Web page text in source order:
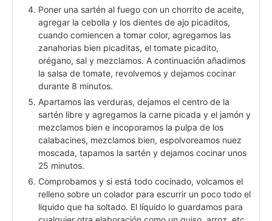
Poner una sartén al fuego con un chorrito de aceite,
agregar la cebolla y los dientes de ajo picaditos,
cuando comiencen a tomar color, agregamos las
zanahorias bien picaditas, el tomate picadito,
orégano, sal y mezclamos. A continuación añadimos
la salsa de tomate, revolvemos y dejamos cocinar
durante 8 minutos.
Apartamos las verduras, dejamos el centro de la
sartén libre y agregamos la carne picada y el jamón y
mezclamos bien e incoporamos la pulpa de los
calabacines, mezclamos bien, espolvoreamos nuez
moscada, tapamos la sartén y dejamos cocinar unos
25 minutos.
Comprobamos y si está todo cocinado, volcamos el
relleno sobre un colador para escurrir un poco todo el
liquido que ha soltado. El líquido lo guardamos para